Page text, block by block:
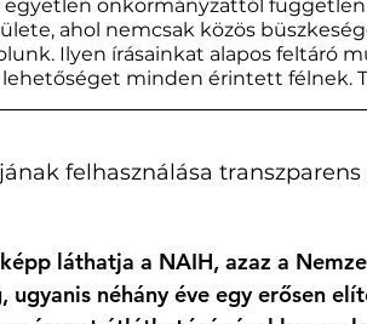
egyetlen önkormányzattól független
ahol nemcsak közös
Ilyen írásainkat alapos feltáró
minden érintett félnek.
felhasználása
láthatja a NAIH, azaz a
ugyanis néhány éve egy erősen